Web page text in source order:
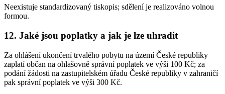
Neexistuje standardizovaný tiskopis; sdělení je realizováno volnou
formou.
12. Jaké jsou poplatky a jak je lze uhradit
Za ohlášení ukončení trvalého pobytu na území České republiky
zaplatí občan na ohlašovně správní poplatek ve výši 100 Kč; za
podání žádosti na zastupitelském úřadu České republiky v zahraničí
pak správní poplatek ve výši 300 Kč.